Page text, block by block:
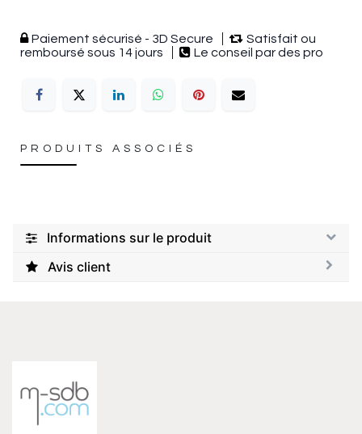
Paiement sécurisé - 3D Secure
Satisfait ou
remboursé sous 14 jours
Le conseil par des pro
PRODUITS ASSOCIÉS
Informations sur le produit
Avis client